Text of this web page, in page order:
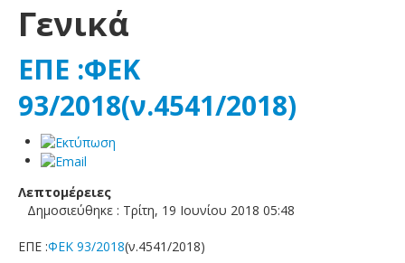
Γενικά
ΕΠΕ :ΦΕΚ
93/2018(ν.4541/2018)
Λεπτομέρειες
Δημοσιεύθηκε : Τρίτη, 19 Ιουνίου 2018 05:48
ΕΠΕ :ΦΕΚ 93/2018(ν.4541/2018)